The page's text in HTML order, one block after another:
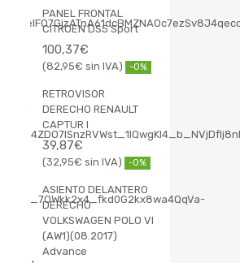
PANEL FRONTAL
CITROEN DS5 Sport
100,37€
82,95€ -0%
RETROVISOR
DERECHO RENAULT
CAPTUR I
39,87€
32,95€ -0%
ASIENTO DELANTERO
DERECHO
VOLKSWAGEN POLO VI
(AW1)(08.2017)
Advance